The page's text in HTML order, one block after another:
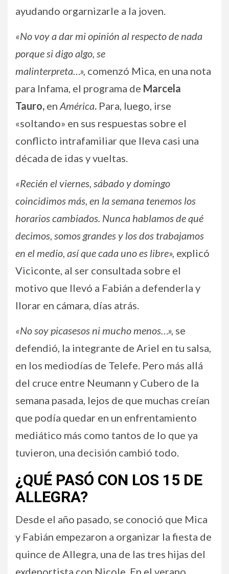
ayudando orgarnizarle a la joven.
«No voy a dar mi opinión al respecto de nada
porque si digo algo, se
malinterpreta…», comenzó Mica, en una nota
para Infama, el programa de Marcela
Tauro, en América. Para, luego, irse
«soltando» en sus respuestas sobre el
conflicto intrafamiliar que lleva casi una
década de idas y vueltas.
«Recién el viernes, sábado y domingo
coincidimos más, en la semana tenemos los
horarios cambiados. Nunca hablamos de qué
decimos, somos grandes y los dos trabajamos
en el medio, así que cada uno es libre», explicó
Viciconte, al ser consultada sobre el
motivo que llevó a Fabián a defenderla y
llorar en cámara, días atrás.
«No soy picasesos ni mucho menos…», se
defendió, la integrante de Ariel en tu salsa,
en los mediodías de Telefe. Pero más allá
del cruce entre Neumann y Cubero de la
semana pasada, lejos de que muchas creían
que podía quedar en un enfrentamiento
mediático más como tantos de lo que ya
tuvieron, una decisión cambió todo.
¿QUÉ PASÓ CON LOS 15 DE
ALLEGRA?
Desde el año pasado, se conoció que Mica
y Fabián empezaron a organizar la fiesta de
quince de Allegra, una de las tres hijas del
exdeportista con Nicole. En el verano